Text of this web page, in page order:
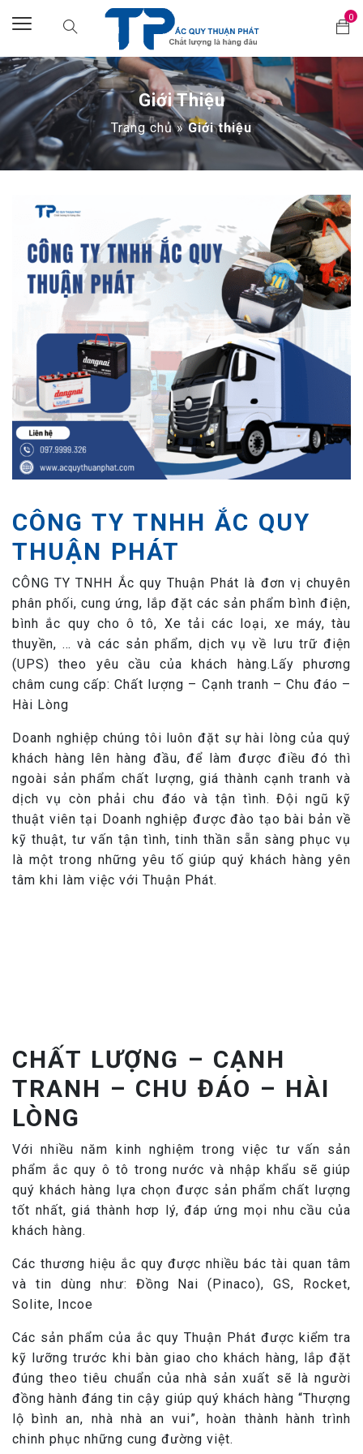
0
Giới Thiệu
Trang chủ»Giới thiệu
CÔNG TY TNHH ẮC QUY
THUẬN PHÁT
CÔNG TY TNHH Ắc quy Thuận Phát là đơn vị chuyên
phân phối, cung ứng, lắp đặt các sản phẩm bình điện,
bình ắc quy cho ô tô, Xe tải các loại, xe máy, tàu
thuyền, … và các sản phẩm, dịch vụ về lưu trữ điện
(UPS) theo yêu cầu của khách hàng.Lấy phương
châm cung cấp: Chất lượng – Cạnh tranh – Chu đáo –
Hài Lòng
Doanh nghiệp chúng tôi luôn đặt sự hài lòng của quý
khách hàng lên hàng đầu, để làm được điều đó thì
ngoài sản phẩm chất lượng, giá thành cạnh tranh và
dịch vụ còn phải chu đáo và tận tình. Đội ngũ kỹ
thuật viên tại Doanh nghiệp được đào tạo bài bản về
kỹ thuật, tư vấn tận tình, tinh thần sẵn sàng phục vụ
là một trong những yêu tố giúp quý khách hàng yên
tâm khi làm việc với Thuận Phát.
CHẤT LƯỢNG – CẠNH
TRANH – CHU ĐÁO – HÀI
LÒNG
Với nhiều năm kinh nghiệm trong việc tư vấn sản
phẩm ắc quy ô tô trong nước và nhập khẩu sẽ giúp
quý khách hàng lựa chọn được sản phẩm chất lượng
tốt nhất, giá thành hơp lý, đáp ứng mọi nhu cầu của
khách hàng.
Các thương hiệu ắc quy được nhiều bác tài quan tâm
và tin dùng như: Đồng Nai (Pinaco), GS, Rocket,
Solite, Incoe
Các sản phẩm của ắc quy Thuận Phát được kiểm tra
kỹ lưỡng trước khi bàn giao cho khách hàng, lắp đặt
đúng theo tiêu chuẩn của nhà sản xuất sẽ là người
đồng hành đáng tin cậy giúp quý khách hàng “Thượng
lộ bình an, nhà nhà an vui”, hoàn thành hành trình
chinh phục những cung đường việt.